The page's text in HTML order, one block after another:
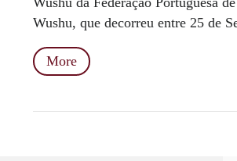
Wushu, que decorreu entre 25 de
More